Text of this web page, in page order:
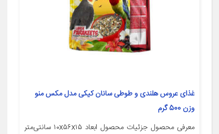
غذای عروس هلندی و طوطی سانان کیکی مدل مکس منو
وزن 500 گرم
معرفی محصول جزئیات محصول ابعاد ۱۰x۵۶x۱۵ سانتی‌متر